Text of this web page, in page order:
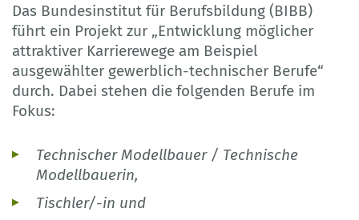
Das Bundesinstitut für Berufsbildung (BIBB)
führt ein Projekt zur „Entwicklung möglicher
attraktiver Karrierewege am Beispiel
ausgewählter gewerblich-technischer Berufe“
durch. Dabei stehen die folgenden Berufe im
Fokus:
Technischer Modellbauer / Technische
Modellbauerin,
Tischler/-in und